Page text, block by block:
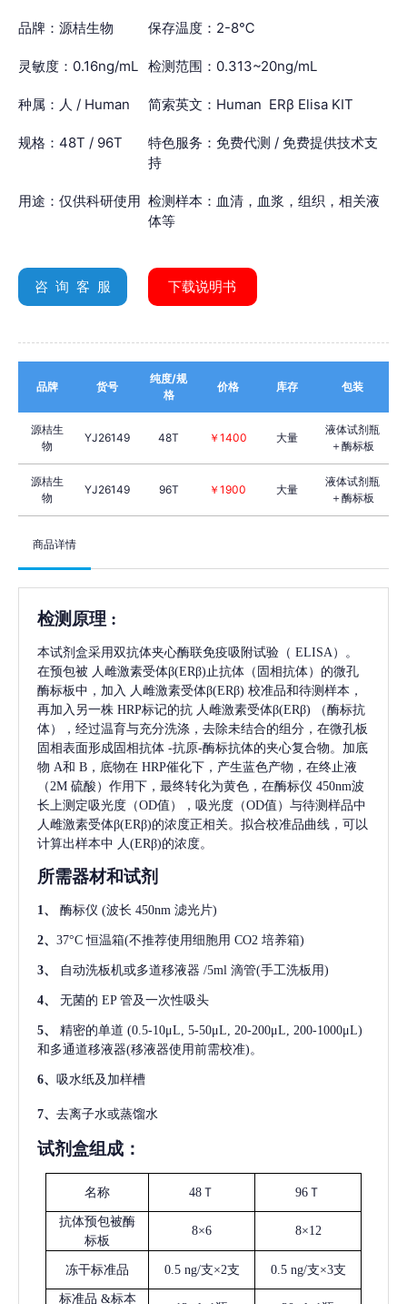
品牌：源桔生物 保存温度：2-8℃
灵敏度：0.16ng/mL 检测范围：0.313~20ng/mL
种属：人 / Human 简索英文：Human ERβ Elisa KIT
规格：48T / 96T
特色服务：免费代测 / 免费提供技术支
持
用途：仅供科研使用 检测样本：血清，血浆，组织，相关液
体等
咨 询 客 服 下载说明书
品牌 货号
纯度/规
格
价格 库存 包装
源桔生
物
YJ26149 48T ￥1400 大量
液体试剂瓶
＋酶标板
源桔生
物
YJ26149 96T ￥1900 大量
液体试剂瓶
＋酶标板
商品详情
检测原理 :
本试剂盒采用双抗体夹心酶联免疫吸附试验（ ELISA）。
在预包被 人雌激素受体β(ERβ)止抗体（固相抗体）的微孔
酶标板中，加入 人雌激素受体β(ERβ) 校准品和待测样本，
再加入另一株 HRP标记的抗 人雌激素受体β(ERβ)
（酶标抗
体），经过温育与充分洗涤，去除未结合的组分，在微孔板
固相表面形成固相抗体 -抗原-酶标抗体的夹心复合物。加底
物 A和 B，底物在 HRP催化下，产生蓝色产物，在终止液
（2M 硫酸）作用下，最终转化为黄色，在酶标仪 450nm波
长上测定吸光度（OD值），吸光度（OD值）与待测样品中
人雌激素受体β(ERβ)的浓度正相关。拟合校准品曲线，可以
计算出样本中 人(ERβ)的浓度。
所需器材和试剂
1、 酶标仪 (波长 450nm 滤光片)
2、 37°C 恒温箱(不推荐使用细胞用 CO2 培养箱)
3、 自动洗板机或多道移液器 /5ml 滴管(手工洗板用)
4、 无菌的 EP 管及一次性吸头
5、 精密的单道 (0.5-10μL, 5-50μL, 20-200μL, 200-1000μL)
和多通道移液器(移液器使用前需校准)。
6、 吸水纸及加样槽
7、 去离子水或蒸馏水
试剂盒组成：
名称 48Ｔ 96Ｔ
抗体预包被酶
标板
8×6 8×12
冻干标准品 0.5 ng/支×2支 0.5 ng/支×3支
标准品 &标本